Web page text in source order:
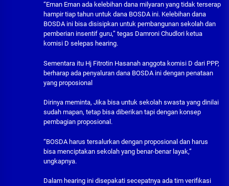
“Eman Eman ada kelebihan dana milyaran yang tidak terserap
hampir tiap tahun untuk dana BOSDA ini. Kelebihan dana
BOSDA ini bisa disisipkan untuk pembangunan sekolah dan
pemberian insentif guru,” tegas Damroni Chudlori ketua
komisi D selepas hearing.
Sementara itu Hj Fitrotin Hasanah anggota komisi D dari PPP,
berharap ada penyaluran dana BOSDA ini dengan penataan
yang proposional
Dirinya meminta, Jika bisa untuk sekolah swasta yang dinilai
sudah mapan, tetap bisa diberikan tapi dengan konsep
pembagian proposional.
“BOSDA harus tersalurkan dengan proposional dan harus
bisa menciptakan sekolah yang benar-benar layak,”
ungkapnya.
Dalam hearing ini disepakati secepatnya ada tim verifikasi